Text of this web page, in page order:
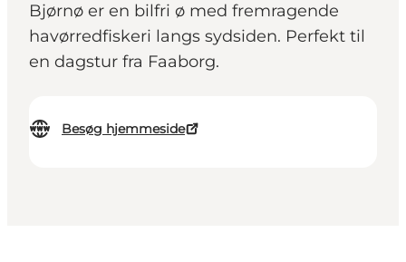
Bjørnø er en bilfri ø med fremragende
havørredfiskeri langs sydsiden. Perfekt til
en dagstur fra Faaborg.
Besøg hjemmeside